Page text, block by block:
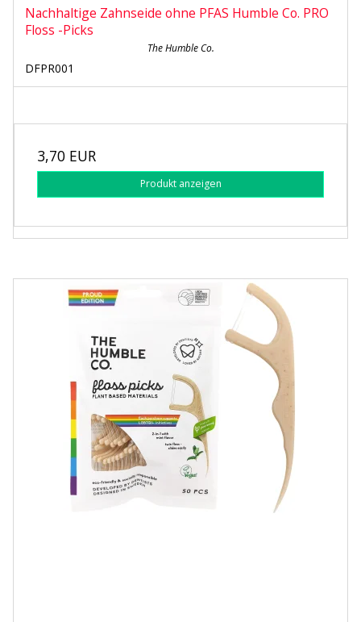
Nachhaltige Zahnseide ohne PFAS Humble Co. PRO
Floss -Picks
The Humble Co.
DFPR001
3,70 EUR
Produkt anzeigen